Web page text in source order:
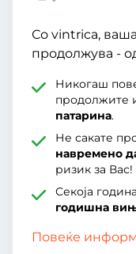
Со vintrica,
продолжува -
Никогаш
продолжите
патарина.
Не сакате
навремено
ризик за Вас!
Секоја
годишна
Повеќе